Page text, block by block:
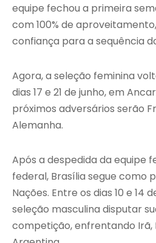
equipe fechou a primeira
com 100% de
confiança para a sequência
Agora, a seleção feminina
dias 17 e 21 de junho, em
próximos adversários serão
Alemanha.
Após a despedida da equipe
federal, Brasília segue como
Nações. Entre os dias 10 e 14
seleção masculina disputar
competição, enfrentando Irã,